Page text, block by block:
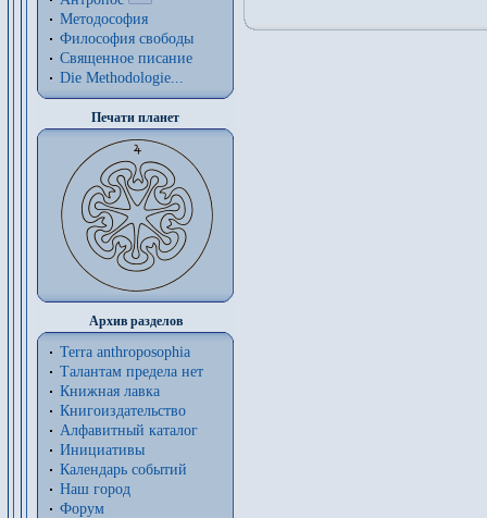
Методософия
Философия cвободы
Священное писание
Die Methodologie...
Печати планет
Архив разделов
Terra anthroposophia
Талантам предела нет
Книжная лавка
Книгоиздательство
Алфавитный каталог
Инициативы
Календарь событий
Наш город
Форум